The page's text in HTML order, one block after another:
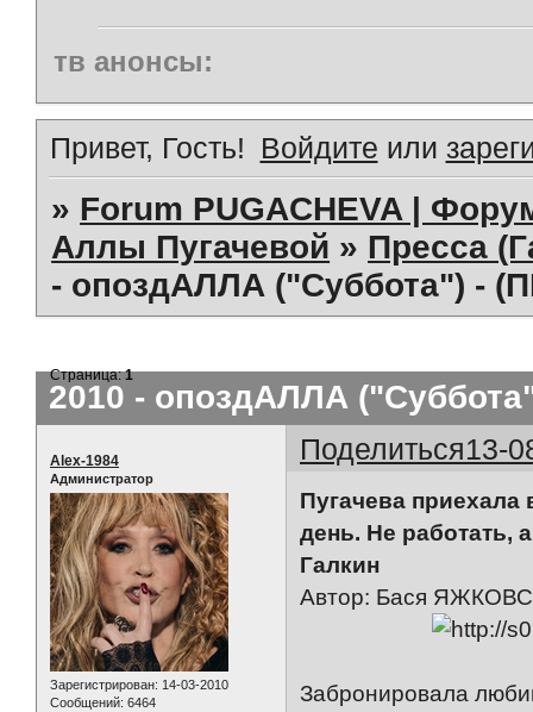
тв анонсы:
Привет, Гость! Войдите или
» Forum PUGACHEVA |
Аллы Пугачевой » Пресса
- опоздАЛЛА ("Суббота") -
2010 - опоздАЛЛА
Страница:1
Поделиться13-
Alex-1984
Администратор
Зарегистрирован: 14-03-2010
Сообщений: 6464
Пугачева
день. Не работать,
Галкин
Автор: Бася
Забронировала